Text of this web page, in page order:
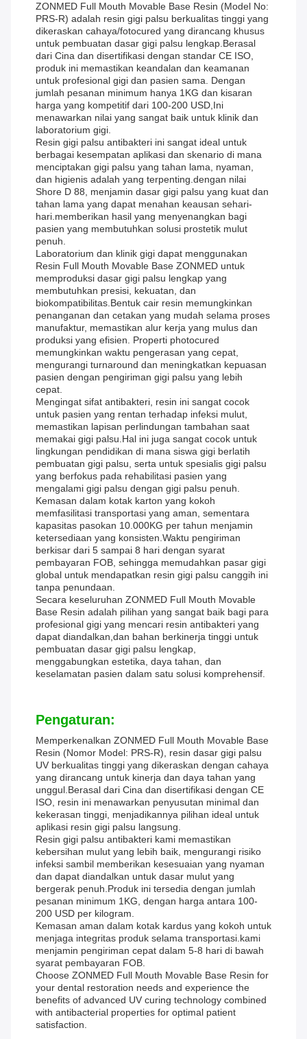
ZONMED Full Mouth Movable Base Resin (Model No:
PRS-R) adalah resin gigi palsu berkualitas tinggi yang
dikeraskan cahaya/fotocured yang dirancang khusus
untuk pembuatan dasar gigi palsu lengkap.Berasal
dari Cina dan disertifikasi dengan standar CE ISO,
produk ini memastikan keandalan dan keamanan
untuk profesional gigi dan pasien sama. Dengan
jumlah pesanan minimum hanya 1KG dan kisaran
harga yang kompetitif dari 100-200 USD,Ini
menawarkan nilai yang sangat baik untuk klinik dan
laboratorium gigi.
Resin gigi palsu antibakteri ini sangat ideal untuk
berbagai kesempatan aplikasi dan skenario di mana
menciptakan gigi palsu yang tahan lama, nyaman,
dan higienis adalah yang terpenting.dengan nilai
Shore D 88, menjamin dasar gigi palsu yang kuat dan
tahan lama yang dapat menahan keausan sehari-
hari.memberikan hasil yang menyenangkan bagi
pasien yang membutuhkan solusi prostetik mulut
penuh.
Laboratorium dan klinik gigi dapat menggunakan
Resin Full Mouth Movable Base ZONMED untuk
memproduksi dasar gigi palsu lengkap yang
membutuhkan presisi, kekuatan, dan
biokompatibilitas.Bentuk cair resin memungkinkan
penanganan dan cetakan yang mudah selama proses
manufaktur, memastikan alur kerja yang mulus dan
produksi yang efisien. Properti photocured
memungkinkan waktu pengerasan yang cepat,
mengurangi turnaround dan meningkatkan kepuasan
pasien dengan pengiriman gigi palsu yang lebih
cepat.
Mengingat sifat antibakteri, resin ini sangat cocok
untuk pasien yang rentan terhadap infeksi mulut,
memastikan lapisan perlindungan tambahan saat
memakai gigi palsu.Hal ini juga sangat cocok untuk
lingkungan pendidikan di mana siswa gigi berlatih
pembuatan gigi palsu, serta untuk spesialis gigi palsu
yang berfokus pada rehabilitasi pasien yang
mengalami gigi palsu dengan gigi palsu penuh.
Kemasan dalam kotak karton yang kokoh
memfasilitasi transportasi yang aman, sementara
kapasitas pasokan 10.000KG per tahun menjamin
ketersediaan yang konsisten.Waktu pengiriman
berkisar dari 5 sampai 8 hari dengan syarat
pembayaran FOB, sehingga memudahkan pasar gigi
global untuk mendapatkan resin gigi palsu canggih ini
tanpa penundaan.
Secara keseluruhan ZONMED Full Mouth Movable
Base Resin adalah pilihan yang sangat baik bagi para
profesional gigi yang mencari resin antibakteri yang
dapat diandalkan,dan bahan berkinerja tinggi untuk
pembuatan dasar gigi palsu lengkap,
menggabungkan estetika, daya tahan, dan
keselamatan pasien dalam satu solusi komprehensif.
Pengaturan:
Memperkenalkan ZONMED Full Mouth Movable Base
Resin (Nomor Model: PRS-R), resin dasar gigi palsu
UV berkualitas tinggi yang dikeraskan dengan cahaya
yang dirancang untuk kinerja dan daya tahan yang
unggul.Berasal dari Cina dan disertifikasi dengan CE
ISO, resin ini menawarkan penyusutan minimal dan
kekerasan tinggi, menjadikannya pilihan ideal untuk
aplikasi resin gigi palsu langsung.
Resin gigi palsu antibakteri kami memastikan
kebersihan mulut yang lebih baik, mengurangi risiko
infeksi sambil memberikan kesesuaian yang nyaman
dan dapat diandalkan untuk dasar mulut yang
bergerak penuh.Produk ini tersedia dengan jumlah
pesanan minimum 1KG, dengan harga antara 100-
200 USD per kilogram.
Kemasan aman dalam kotak kardus yang kokoh untuk
menjaga integritas produk selama transportasi.kami
menjamin pengiriman cepat dalam 5-8 hari di bawah
syarat pembayaran FOB.
Choose ZONMED Full Mouth Movable Base Resin for
your dental restoration needs and experience the
benefits of advanced UV curing technology combined
with antibacterial properties for optimal patient
satisfaction.